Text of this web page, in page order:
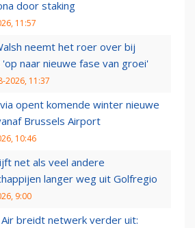
door staking
11:57
neemt het roer over bij
'op naar nieuwe fase van groei'
2026, 11:37
opent komende winter nieuwe
Brussels Airport
10:46
net als veel andere
langer weg uit Golfregio
9:00
Air breidt netwerk verder uit: